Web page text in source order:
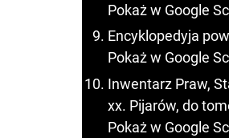
Pokaż w Google
Encyklopedyja
Pokaż w Google
Inwentarz Praw,
xx. Pijarów, do
Pokaż w Google